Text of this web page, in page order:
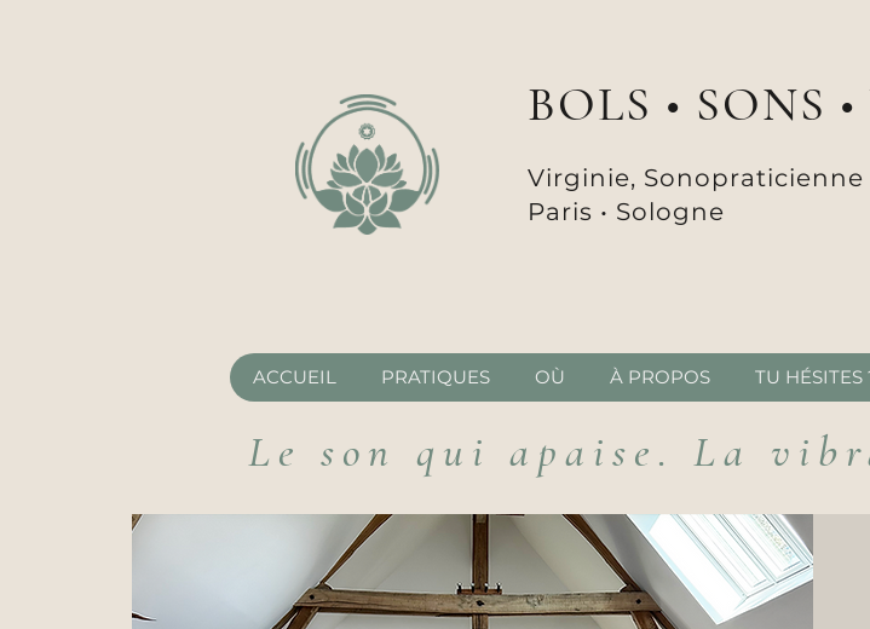
BOLS • SONS
Virginie, Sonopraticienne
Paris • Sologne
ACCUEIL PRATIQUES OÙ À PROPOS TU HÉSITES
Le son qui apaise. La